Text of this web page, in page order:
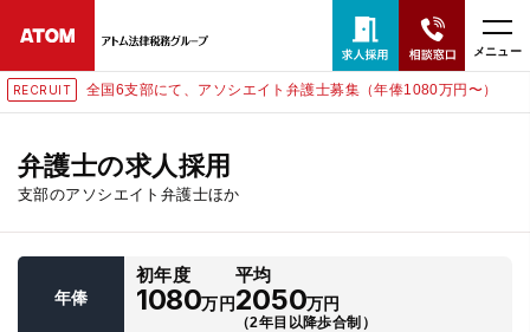
メニュー
RECRUIT 全国6支部にて、アソシエイト弁護士募集（年俸1080万円〜）
弁護士の求人採用
支部のアソシエイト弁護士ほか
年俸
初年度
1080万円
平均
2050万円
（2年目以降歩合制）
24時間365日全国対応
無料相談窓口はこちら